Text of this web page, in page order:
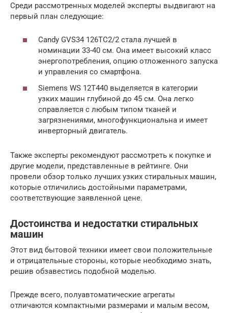
Среди рассмотренных моделей эксперты выдвигают на
первый план следующие:
Candy GVS34 126TC2/2 стала лучшей в
номинации 33-40 см. Она имеет высокий класс
энергопотребления, опцию отложенного запуска
и управления со смартфона.
Siemens WS 12T440 выделяется в категории
узких машин глубиной до 45 см. Она легко
справляется с любым типом тканей и
загрязнениями, многофункциональна и имеет
инверторный двигатель.
Также эксперты рекомендуют рассмотреть к покупке и
другие модели, представленные в рейтинге. Они
провели обзор только лучших узких стиральных машин,
которые отличились достойными параметрами,
соответствующие заявленной цене.
Достоинства и недостатки стиральных
машин
Этот вид бытовой техники имеет свои положительные
и отрицательные стороны, которые необходимо знать,
решив обзавестись подобной моделью.
Прежде всего, полуавтоматические агрегаты
отличаются компактными размерами и малым весом,